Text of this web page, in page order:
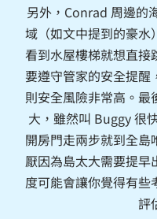
另外，Conrad 周邊的
域（如文中提到的豪水
看到水屋樓梯就想直接
要遵守管家的安全提醒
則安全風險非常高。
大，雖然叫 Buggy 很
開房門走兩步就到全
厭因為島太大需要提
度可能會讓你覺得有些
評